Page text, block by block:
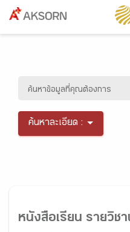
ค้นหาละเอียด :
หนังสือเรียน รายวิ